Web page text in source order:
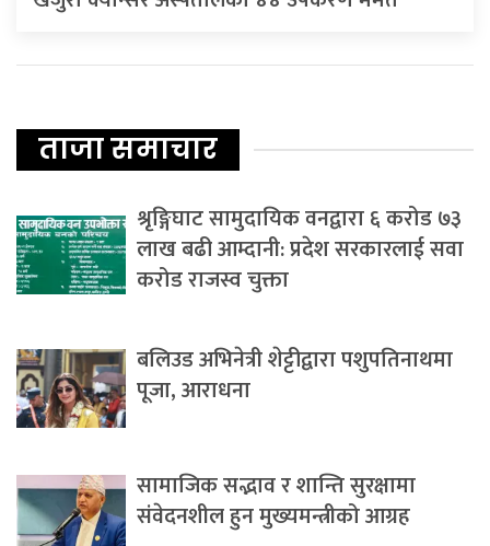
ताजा समाचार
श्रृङ्गिघाट सामुदायिक वनद्वारा ६ करोड ७३
लाख बढी आम्दानी: प्रदेश सरकारलाई सवा
करोड राजस्व चुक्ता
बलिउड अभिनेत्री शेट्टीद्वारा पशुपतिनाथमा
पूजा, आराधना
सामाजिक सद्भाव र शान्ति सुरक्षामा
संवेदनशील हुन मुख्यमन्त्रीको आग्रह